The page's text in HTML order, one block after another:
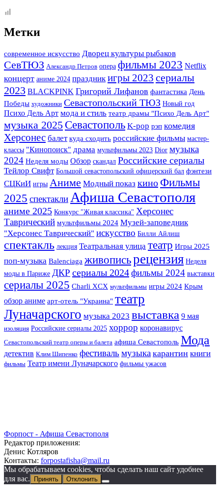
Метки
современное искусство Дворец культуры рыбаков
СевТЮЗ Александр Петров опера фильмы 2023 Netflix
концерт аниме 2024 праздник игры 2023 сериалы
2023 BLACKPINK Григорий Лифанов фантастика День
Победы художники Севастопольский ТЮЗ Новый год
Психо Дель Арт мода и стиль театр драмы "Психо Дель Арт"
музыка 2025 Севастополь K-pop рэп комедия
Херсонес балет куда сходить российские фильмы мастер-
классы "Кинопоиск" драма мультфильмы 2023 Dior музыка
2024 Неделя моды Обзор скандал Российские сериалы
Тейлор Свифт Большой севастопольский офицерский бал фэнтези
СЦКиИ игры Аниме Модный показ кино Фильмы
2025 спектакли Афиша Севастополя
аниме 2025 Конкурс "Живая классика" Херсонес
Таврический мультфильмы 2024 Музей-заповедник
"Херсонес Таврический" искусство Билли Айлиш
спектакль лекция Театральная улица театр Игры 2025
поп-музыка Balenciaga живописьрецензия Неделя
моды в Париже ДКР сериалы 2024фильмы 2024 выставки
сериалы 2025 Charli XCX мультфильмы игры 2024 Крым
обзор аниме арт-отель "Украина" театр
Луначарского музыка 2023 выставка 9 мая
изоляция Российские сериалы 2025 хоррор коронавирус
Севастопольский театр оперы и балета афиша Севастополь Мода
детектив Клим Шипенко фестиваль музыка карантин книги
фильмы Театр имени Луначарского фильмы ужасов
Форпост - Афиша Севастополя
Редактор приложения:
Денис Котляров
Контакты: forpostafisha@mail.ru
Мы обрабатываем cookies, чтобы сделать наш сайт удобнее
для вас.
Принять Отклонить